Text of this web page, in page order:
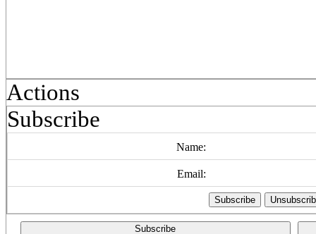
Actions
Subscribe
Name:
Email:
Subscribe